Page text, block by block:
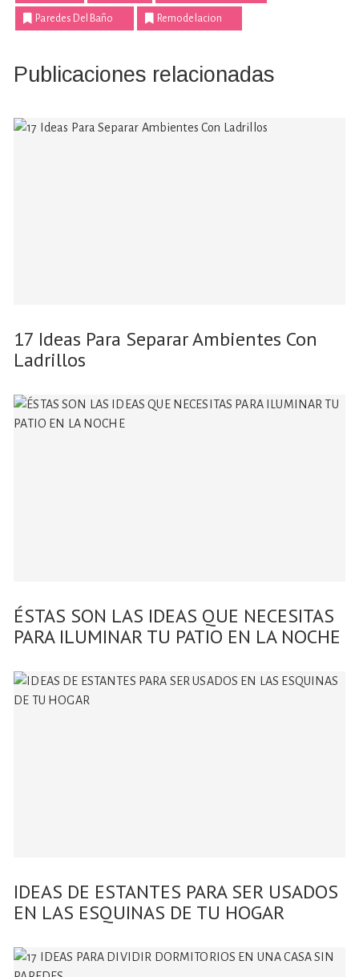
Paredes Del Baño Remodelacion
Publicaciones relacionadas
17 Ideas Para Separar Ambientes Con
Ladrillos
ÉSTAS SON LAS IDEAS QUE NECESITAS
PARA ILUMINAR TU PATIO EN LA NOCHE
IDEAS DE ESTANTES PARA SER USADOS
EN LAS ESQUINAS DE TU HOGAR